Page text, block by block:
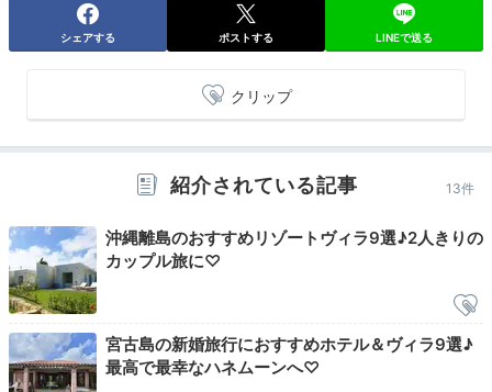
疲れたら水着のままガゼボで一休みしましょう◎
たりしながら、お酒を呑んでゆっくりしました。
Night
21:30
シェアする ポストする LINEで送る
クリップ
紹介されている記事 13件
沖縄離島のおすすめリゾートヴィラ9選♪2人きりの
カップル旅に♡
宮古島の新婚旅行におすすめホテル＆ヴィラ9選♪
最高で最幸なハネムーンへ♡